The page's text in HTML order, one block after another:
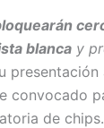
blanca y
convocado
de chips.